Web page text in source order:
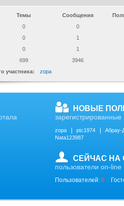
Темы Сообщения
0
0
0
1
0
1
699
3946
участника:
zopa
НОВЫЕ
зарегистрированные
zopa ptc1974
Абрау-
Nata123987
СЕЙЧАС НА
пользователи on-line
Пользователей: 0